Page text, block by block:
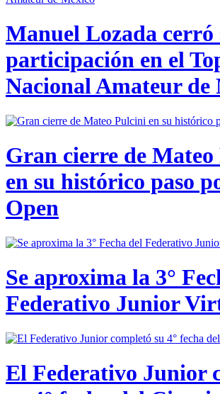
Manuel Lozada cerró
participación en el
Nacional Amateur de
Gran cierre de
en su histórico paso
Open
Se aproxima la 3°
Federativo Junior
El Federativo Junior